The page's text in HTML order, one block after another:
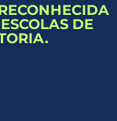
DE